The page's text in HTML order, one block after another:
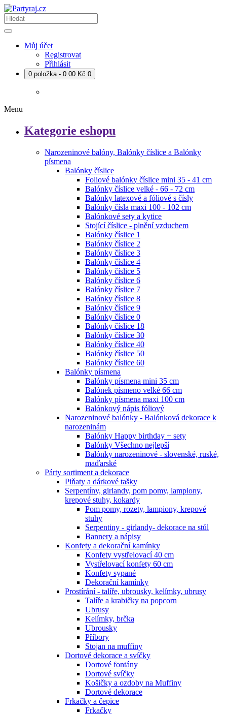
Můj účet
Registrovat
Přihlásit
0 položka - 0.00 Kč 0
Menu
Kategorie eshopu
Narozeninové balóny, Balónky číslice a Balónky
písmena
Balónky číslice
Foliové balónky číslice mini 35 - 41 cm
Balónky číslice velké - 66 - 72 cm
Balónky latexové a fóliové s čísly
Balónky čísla maxi 100 - 102 cm
Balónkové sety a kytice
Stojící číslice - plnění vzduchem
Balónky číslice 1
Balónky číslice 2
Balónky číslice 3
Balónky číslice 4
Balónky číslice 5
Balónky číslice 6
Balónky číslice 7
Balónky číslice 8
Balónky číslice 9
Balónky číslice 0
Balónky číslice 18
Balónky číslice 30
Balónky číslice 40
Balónky číslice 50
Balónky číslice 60
Balónky písmena
Balónky písmena mini 35 cm
Balónek písmeno velké 66 cm
Balónky písmena maxi 100 cm
Balónkový nápis fóliový
Narozeninové balónky - Balónková dekorace k
narozeninám
Balónky Happy birthday + sety
Balónky Všechno nejlepší
Balónky narozeninové - slovenské, ruské,
maďarské
Párty sortiment a dekorace
Piňaty a dárkové tašky
Serpentíny, girlandy, pom pomy, lampiony,
krepové stuhy, kokardy
Pom pomy, rozety, lampiony, krepové
stuhy
Serpentiny - girlandy- dekorace na stůl
Bannery a nápisy
Konfety a dekorační kamínky
Konfety vystřelovací 40 cm
Vystřelovací konfety 60 cm
Konfety sypané
Dekorační kamínky
Prostírání - talíře, ubrousky, kelímky, ubrusy
Talíře a krabičky na popcorn
Ubrusy
Kelímky, brčka
Ubrousky
Příbory
Stojan na muffiny
Dortové dekorace a svíčky
Dortové fontány
Dortové svíčky
Košičky a ozdoby na Muffiny
Dortové dekorace
Frkačky a čepice
Frkačky